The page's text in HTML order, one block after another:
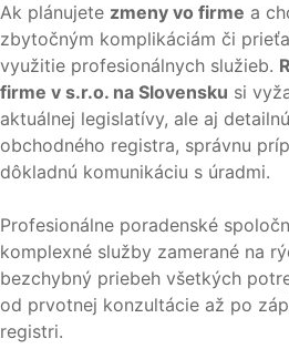
Ak plánujete zmeny vo firme a
zbytočným komplikáciám či
využitie profesionálnych služieb.
firme v s.r.o. na Slovensku si
aktuálnej legislatívy, ale aj
obchodného registra, správnu
dôkladnú komunikáciu s úradmi.
Profesionálne poradenské
komplexné služby zamerané na
bezchybný priebeh všetkých
od prvotnej konzultácie až po
registri.